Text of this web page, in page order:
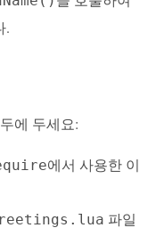
.
에 두세요:
에서 사용한 이
파일